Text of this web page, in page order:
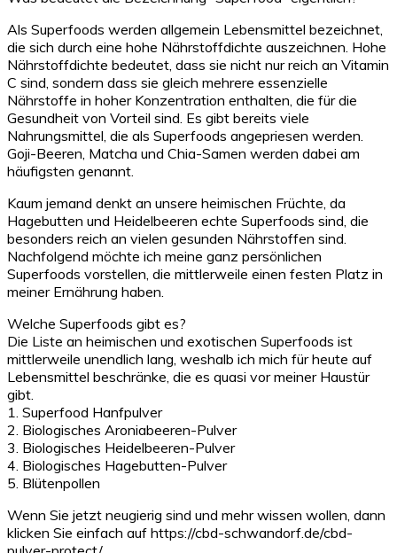
Als Superfoods werden allgemein Lebensmittel bezeichnet,
die sich durch eine hohe Nährstoffdichte auszeichnen. Hohe
Nährstoffdichte bedeutet, dass sie nicht nur reich an Vitamin
C sind, sondern dass sie gleich mehrere essenzielle
Nährstoffe in hoher Konzentration enthalten, die für die
Gesundheit von Vorteil sind. Es gibt bereits viele
Nahrungsmittel, die als Superfoods angepriesen werden.
Goji-Beeren, Matcha und Chia-Samen werden dabei am
häufigsten genannt.
Kaum jemand denkt an unsere heimischen Früchte, da
Hagebutten und Heidelbeeren echte Superfoods sind, die
besonders reich an vielen gesunden Nährstoffen sind.
Nachfolgend möchte ich meine ganz persönlichen
Superfoods vorstellen, die mittlerweile einen festen Platz in
meiner Ernährung haben.
Welche Superfoods gibt es?
Die Liste an heimischen und exotischen Superfoods ist
mittlerweile unendlich lang, weshalb ich mich für heute auf
Lebensmittel beschränke, die es quasi vor meiner Haustür
gibt.
1. Superfood Hanfpulver
2. Biologisches Aroniabeeren-Pulver
3. Biologisches Heidelbeeren-Pulver
4. Biologisches Hagebutten-Pulver
5. Blütenpollen
Wenn Sie jetzt neugierig sind und mehr wissen wollen, dann
klicken Sie einfach auf https://cbd-schwandorf.de/cbd-